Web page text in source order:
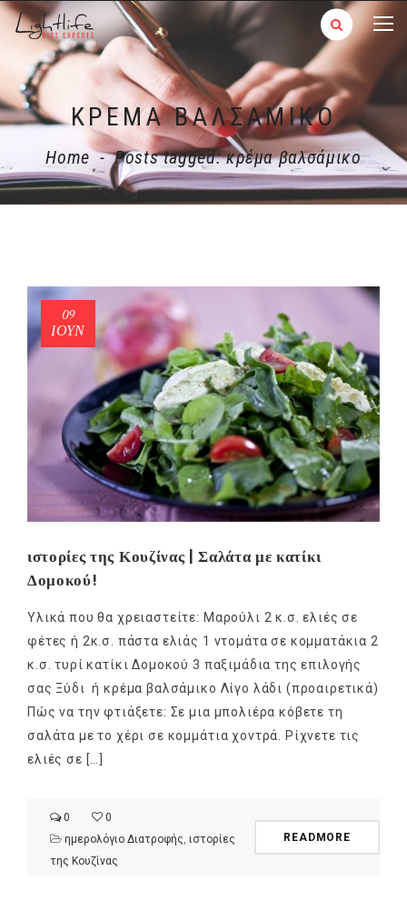
ΚΡΈΜΑ ΒΑΛΣΆΜΙΚΟ
Home - Posts tagged: κρέμα βαλσάμικο
09
ΙΟΎΝ
ιστορίες της Κουζίνας | Σαλάτα με κατίκι
Δομοκού!
Υλικά που θα χρειαστείτε: Mαρούλι 2 κ.σ. ελιές σε
φέτες ή 2κ.σ. πάστα ελιάς 1 ντομάτα σε κομματάκια 2
κ.σ. τυρί κατίκι Δομοκού 3 παξιμάδια της επιλογής
σας Ξύδι ή κρέμα βαλσάμικο Λίγο λάδι (προαιρετικά)
Πώς να την φτιάξετε: Σε μια μπολιέρα κόβετε τη
σαλάτα με το χέρι σε κομμάτια χοντρά. Ρίχνετε τις
ελιές σε […]
0
0
ημερολόγιο Διατροφής ιστορίες
της Κουζίνας
READMORE